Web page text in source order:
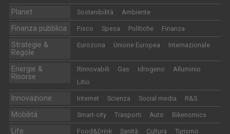
Planet Sostenibilità Ambiente
Finanza pubblica Fisco Spesa Politiche Finanza
Strategie &
Regole
Eurozona Unione Europea Internazionale
Energie &
Risorse
Rinnovabili Gas Idrogeno
Alluminio
Litio
Innovazione Internet Scienza Social media R&S
Mobilità Smart-city Trasporti Auto Bikenomics
Life Food&Drink Sanità Cultura Turismo